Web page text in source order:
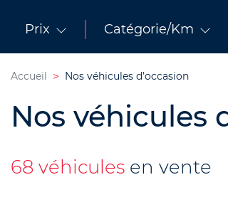
Prix Catégorie/Km
Accueil Nos véhicules d’occasion
Nos véhicules
68 véhicules en vente